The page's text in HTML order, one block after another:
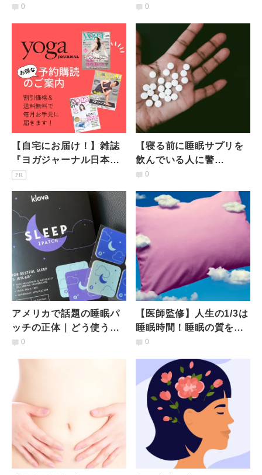
けで「ヤセ体質」に！入
0
ッドセレブたちの眠りの
ンを大公開
0
【自宅にお届け！】雑誌
『ヨガジャーナル日本
版』予約購読のご案内
PR
【寝る前に睡眠サプリを
飲んでいる人に警
告！？】「メラトニン」
由とは？
0
アメリカで話題の睡眠パ
ッチの正体｜どう使う？
含まれている成分は？
0
【医師監修】人生の1/3は
睡眠時間！睡眠の質を左
右する「メラトニン」と
0